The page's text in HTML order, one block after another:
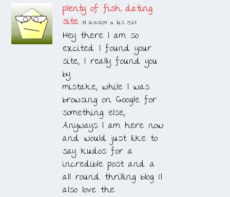
plenty of fish dating
site el 12/11/2019 a las 15:27
Hey there I am so
excited I found your
site, I really found you
by
mistake, while I was
browsing on Google for
something else,
Anyways I am here now
and would just like to
say kudos for a
incredible post and a
all round thrilling blog (I
also love the